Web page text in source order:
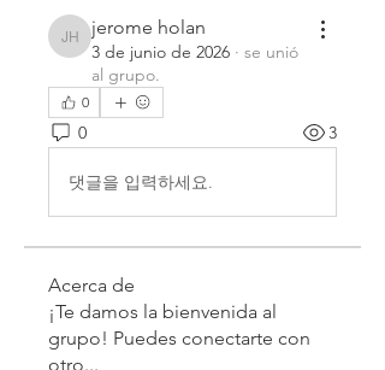
jerome holan
jerome holan
3 de junio de 2026 · se unió
al grupo.
0
0 3
댓글을 입력하세요.
Acerca de
¡Te damos la bienvenida al
grupo! Puedes conectarte con
otro...